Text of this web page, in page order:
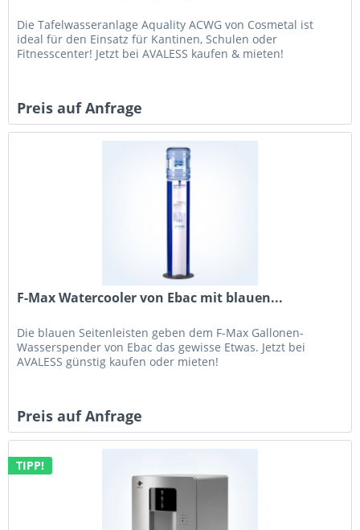
Die Tafelwasseranlage Aquality ACWG von Cosmetal ist
ideal für den Einsatz für Kantinen, Schulen oder
Fitnesscenter! Jetzt bei AVALESS kaufen & mieten!
Preis auf Anfrage
F-Max Watercooler von Ebac mit blauen...
Die blauen Seitenleisten geben dem F-Max Gallonen-
Wasserspender von Ebac das gewisse Etwas. Jetzt bei
AVALESS günstig kaufen oder mieten!
Preis auf Anfrage
TIPP!